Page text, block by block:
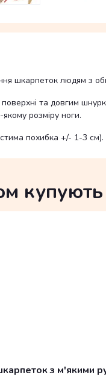
шкарпеток людям з
поверхні та довгим
розміру ноги.
похибка +/- 1-3 см).
купують
з м'якими